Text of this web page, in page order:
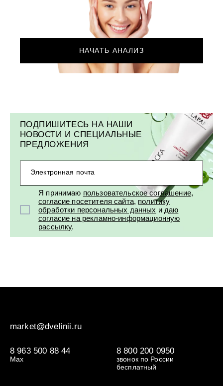
НАЧАТЬ АНАЛИЗ
ПОДПИШИТЕСЬ НА НАШИ
НОВОСТИ И СПЕЦИАЛЬНЫЕ
ПРЕДЛОЖЕНИЯ
Электронная почта
Я принимаю пользовательское соглашение,
согласие посетителя сайта, политику
обработки персональных данных и даю
согласие на рекламно-информационную
рассылку.
market@dvelinii.ru
8 800 200 0950
звонок по России
бесплатный
8 963 500 88 44
Max